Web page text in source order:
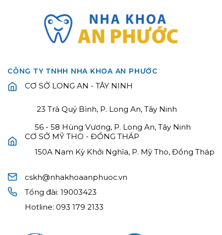
CÔNG TY TNHH NHA KHOA AN PHƯỚC
CƠ SỞ LONG AN - TÂY NINH
23 Trà Quý Bình, P. Long An, Tây Ninh
56 - 58 Hùng Vương, P. Long An, Tây Ninh
CƠ SỞ MỸ THO - ĐỒNG THÁP
150A Nam Kỳ Khởi Nghĩa, P. Mỹ Tho, Đồng Tháp
cskh@nhakhoaanphuoc.vn
Tổng đài:19003423
Hotline:093 179 2133